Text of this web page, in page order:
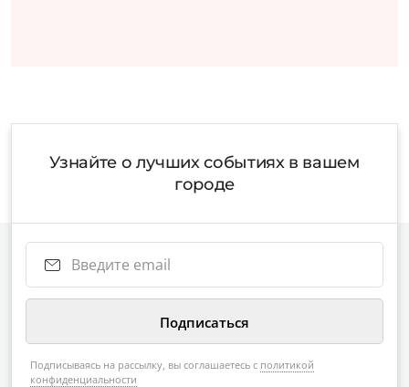
Узнайте о лучших событиях в вашем
городе
Подписываясь на рассылку, вы соглашаетесь с политикой
конфиденциальности